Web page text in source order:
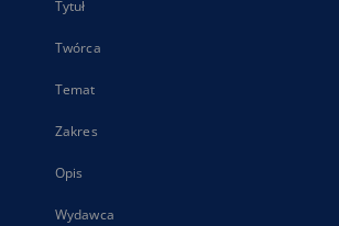
Tytuł
Twórca
Temat
Zakres
Opis
Wydawca